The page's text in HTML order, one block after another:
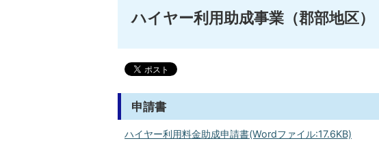
ハイヤー利用助成事業（郡部地区）
申請書
ハイヤー利用料金助成申請書(Wordファイル:17.6KB)